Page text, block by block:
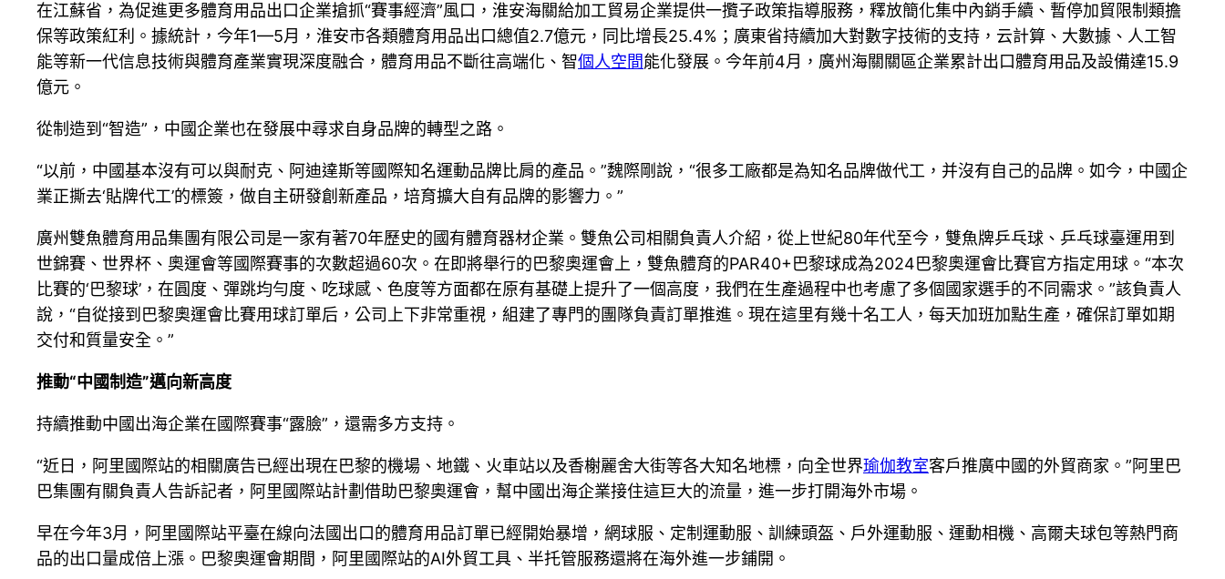
在江蘇省，為促進更多體育用品出口企業搶抓“賽事經濟”風口，淮安海關給加工貿易企業提供一攬子政策指導服務，釋放簡化集中內銷手續、暫停加貿限制類擔
保等政策紅利。據統計，今年1—5月，淮安市各類體育用品出口總值2.7億元，同比增長25.4%；廣東省持續加大對數字技術的支持，云計算、大數據、人工智
能等新一代信息技術與體育產業實現深度融合，體育用品不斷往高端化、智個人空間能化發展。今年前4月，廣州海關關區企業累計出口體育用品及設備達15.9
億元。
從制造到“智造”，中國企業也在發展中尋求自身品牌的轉型之路。
“以前，中國基本沒有可以與耐克、阿迪達斯等國際知名運動品牌比肩的產品。”魏際剛說，“很多工廠都是為知名品牌做代工，并沒有自己的品牌。如今，中國企
業正撕去‘貼牌代工’的標簽，做自主研發創新產品，培育擴大自有品牌的影響力。”
廣州雙魚體育用品集團有限公司是一家有著70年歷史的國有體育器材企業。雙魚公司相關負責人介紹，從上世紀80年代至今，雙魚牌乒乓球、乒乓球臺運用到
世錦賽、世界杯、奧運會等國際賽事的次數超過60次。在即將舉行的巴黎奧運會上，雙魚體育的PAR40+巴黎球成為2024巴黎奧運會比賽官方指定用球。“本次
比賽的‘巴黎球’，在圓度、彈跳均勻度、吃球感、色度等方面都在原有基礎上提升了一個高度，我們在生產過程中也考慮了多個國家選手的不同需求。”該負責人
說，“自從接到巴黎奧運會比賽用球訂單后，公司上下非常重視，組建了專門的團隊負責訂單推進。現在這里有幾十名工人，每天加班加點生產，確保訂單如期
交付和質量安全。”
推動“中國制造”邁向新高度
持續推動中國出海企業在國際賽事“露臉”，還需多方支持。
“近日，阿里國際站的相關廣告已經出現在巴黎的機場、地鐵、火車站以及香榭麗舍大街等各大知名地標，向全世界瑜伽教室客戶推廣中國的外貿商家。”阿里巴
巴集團有關負責人告訴記者，阿里國際站計劃借助巴黎奧運會，幫中國出海企業接住這巨大的流量，進一步打開海外市場。
早在今年3月，阿里國際站平臺在線向法國出口的體育用品訂單已經開始暴增，網球服、定制運動服、訓練頭盔、戶外運動服、運動相機、高爾夫球包等熱門商
品的出口量成倍上漲。巴黎奧運會期間，阿里國際站的AI外貿工具、半托管服務還將在海外進一步鋪開。